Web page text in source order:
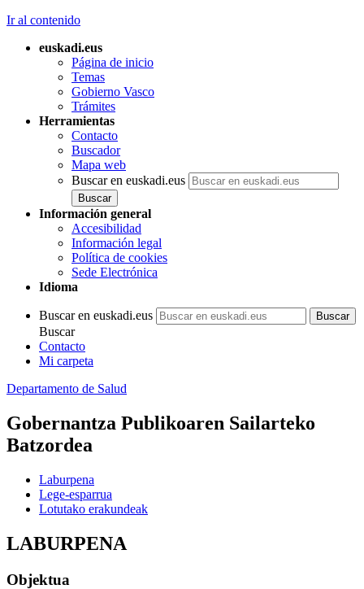
Ir al contenido
euskadi.eus
Página de inicio
Temas
Gobierno Vasco
Trámites
Herramientas
Contacto
Buscador
Mapa web
Buscar en euskadi.eus
Información general
Accesibilidad
Información legal
Política de cookies
Sede Electrónica
Idioma
Buscar en euskadi.eus
Buscar
Contacto
Mi carpeta
Departamento de Salud
Gobernantza Publikoaren Sailarteko
Batzordea
Laburpena
Lege-esparrua
Lotutako erakundeak
LABURPENA
Objektua